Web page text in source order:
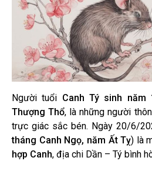
Người tuổi Canh Tý sinh năm
Thượng Thổ, là những người
trực giác sắc bén. Ngày 20/6/
tháng Canh Ngọ, năm Ất Tỵ) là
hợp Canh, địa chi Dần – Tý bình